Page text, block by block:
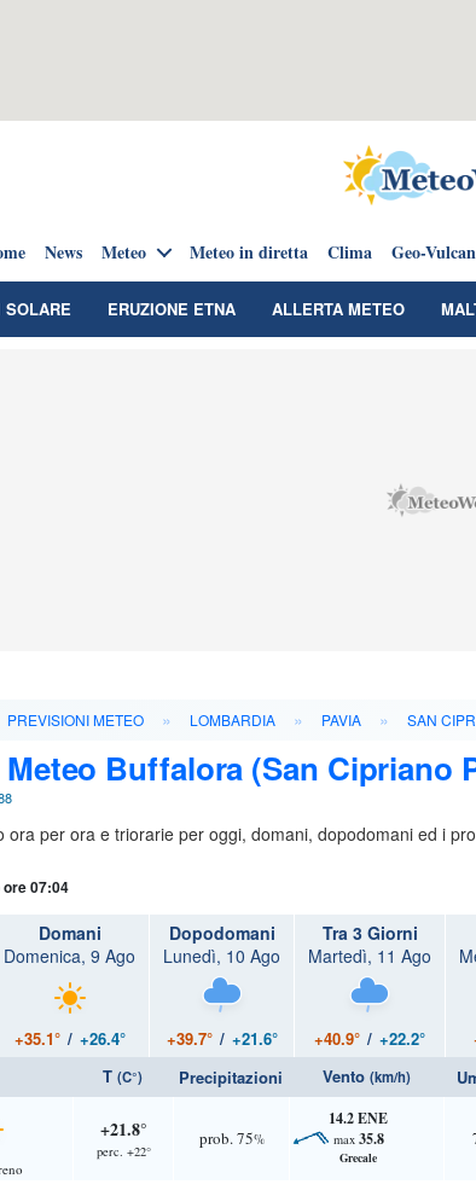
News Meteo Meteo in diretta Clima Geo-
SOLARE ERUZIONE ETNA ALLERTA METEO
PREVISIONI METEO » LOMBARDIA » PAVIA » SAN
Buffalora (San Cipriano
ora per ora e triorarie per oggi, domani, dopodomani ed i
07:04
Domani
Domenica, 9 Ago
+35.1° / +26.4°
Dopodomani
Lunedì, 10 Ago
+39.7° / +21.6°
Tra 3 Giorni
Martedì, 11 Ago
+40.9° / +22.2°
T (C°) Precipitazioni Vento (km/h)
+21.8°
perc. +22°
prob. 75%
14.2 ENE
max 35.8
Grecale